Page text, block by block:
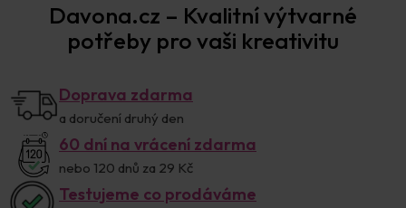
Davona.cz – Kvalitní výtvarné
potřeby pro vaši kreativitu
Doprava zdarma
a doručení druhý den
60 dní na vrácení zdarma
nebo 120 dnů za 29 Kč
Testujeme co prodáváme